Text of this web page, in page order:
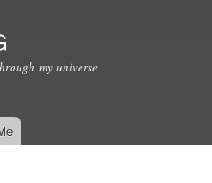
my universe